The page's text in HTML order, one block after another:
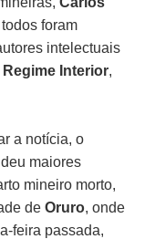
foram
intelectuais
Regime Interior,
a notícia, o
maiores
mineiro morto,
deOruro, onde
feira passada,